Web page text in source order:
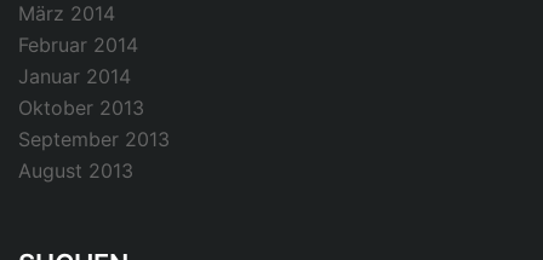
März 2014
Februar 2014
Januar 2014
Oktober 2013
September 2013
August 2013